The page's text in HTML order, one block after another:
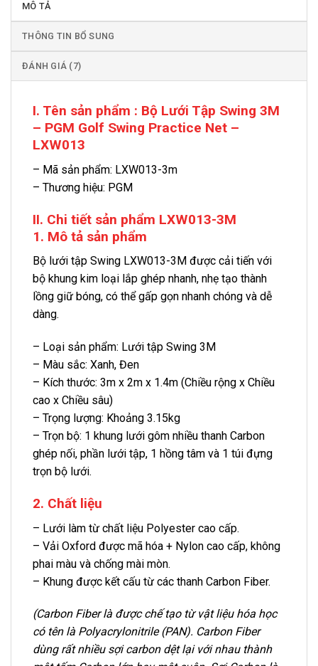
MÔ TẢ
THÔNG TIN BỔ SUNG
ĐÁNH GIÁ (7)
I. Tên sản phẩm : Bộ Lưới Tập Swing 3M
– PGM Golf Swing Practice Net –
LXW013
– Mã sản phẩm: LXW013-3m
– Thương hiệu: PGM
II. Chi tiết sản phẩm LXW013-3M
1. Mô tả sản phẩm
Bộ lưới tập Swing LXW013-3M được cải tiến với
bộ khung kim loại lắp ghép nhanh, nhẹ tạo thành
lồng giữ bóng, có thể gấp gọn nhanh chóng và dễ
dàng.
– Loại sản phẩm: Lưới tập Swing 3M
– Màu sắc: Xanh, Đen
– Kích thước: 3m x 2m x 1.4m (Chiều rộng x Chiều
cao x Chiều sâu)
– Trọng lượng: Khoảng 3.15kg
– Trọn bộ: 1 khung lưới gôm nhiều thanh Carbon
ghép nối, phần lưới tập, 1 hồng tâm và 1 túi đựng
trọn bộ lưới.
2. Chất liệu
– Lưới làm từ chất liệu Polyester cao cấp.
– Vải Oxford được mã hóa + Nylon cao cấp, không
phai màu và chống mài mòn.
– Khung được kết cấu từ các thanh Carbon Fiber.
(Carbon Fiber là được chế tạo từ vật liệu hóa học
có tên là Polyacrylonitrile (PAN). Carbon Fiber
dùng rất nhiều sợi carbon dệt lại với nhau thành